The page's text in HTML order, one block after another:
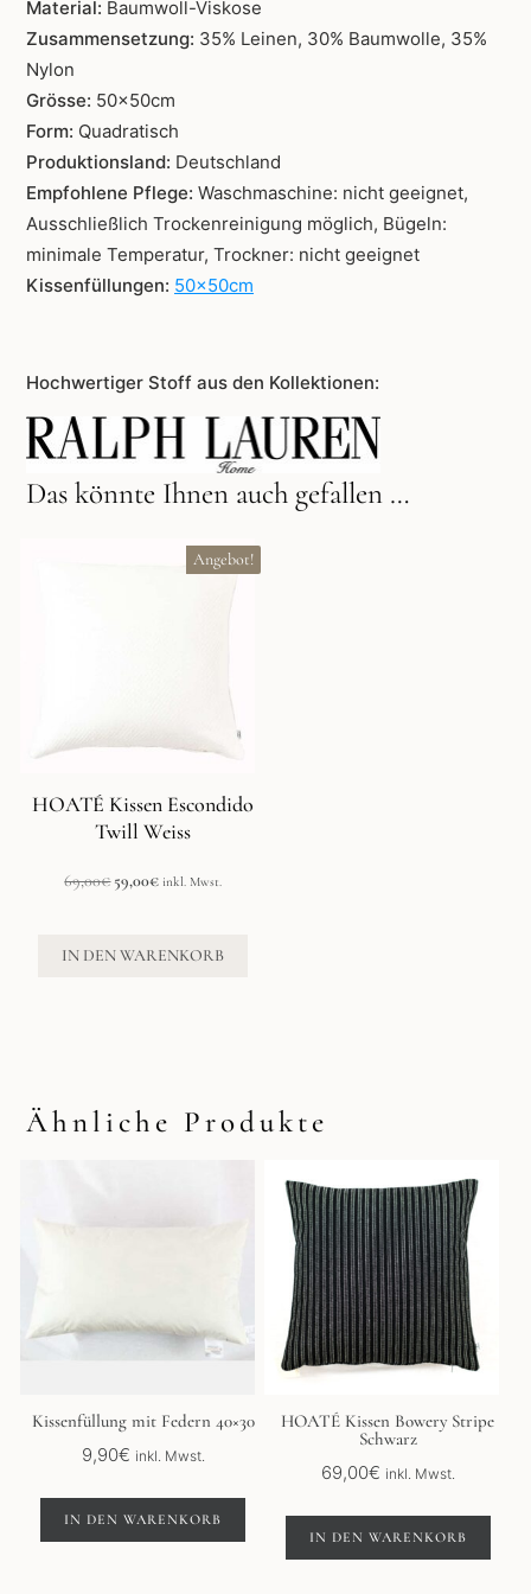
Material: Baumwoll-Viskose
Zusammensetzung: 35% Leinen, 30% Baumwolle, 35%
Nylon
Grösse: 50x50cm
Form: Quadratisch
Produktionsland: Deutschland
Empfohlene Pflege: Waschmaschine: nicht geeignet,
Ausschließlich Trockenreinigung möglich, Bügeln:
minimale Temperatur, Trockner: nicht geeignet
Kissenfüllungen: 50x50cm
Hochwertiger Stoff aus den Kollektionen:
Das könnte Ihnen auch gefallen …
Angebot!
HOATÉ Kissen Escondido
Twill Weiss
69,00€ Ursprünglicher
69,00€
59,00€Aktueller
59,00€.
inkl. Mwst.
IN DEN WARENKORB
Ähnliche Produkte
Kissenfüllung mit Federn 40×30
9,90€ inkl. Mwst.
IN DEN WARENKORB
HOATÉ Kissen Bowery Stripe
Schwarz
69,00€ inkl. Mwst.
IN DEN WARENKORB